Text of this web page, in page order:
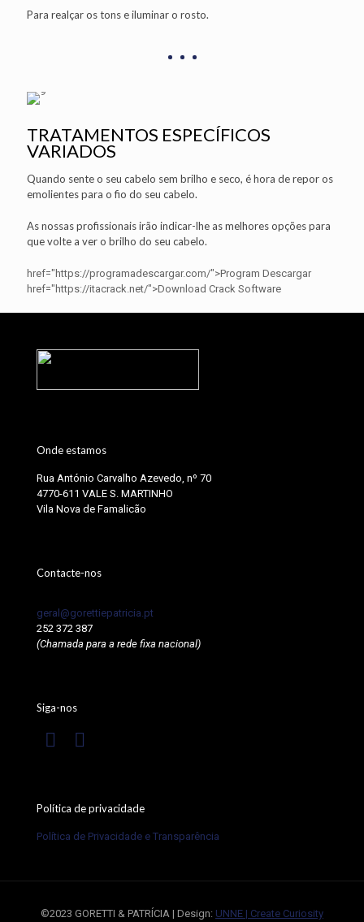
Para realçar os tons e iluminar o rosto.
TRATAMENTOS ESPECÍFICOS
VARIADOS
Quando sente o seu cabelo sem brilho e seco, é hora de repor os
emolientes para o fio do seu cabelo.
As nossas profissionais irão indicar-lhe as melhores opções para
que volte a ver o brilho do seu cabelo.
href="https://programadescargar.com/">Program Descargar
href="https://itacrack.net/">Download Crack Software
Onde estamos
Rua António Carvalho Azevedo, nº 70
4770-611 VALE S. MARTINHO
Vila Nova de Famalicão
Contacte-nos
geral@gorettiepatricia.pt
252 372 387
(Chamada para a rede fixa nacional)
Siga-nos
Política de privacidade
Política de Privacidade e Transparência
©2023 GORETTI & PATRÍCIA | Design: UNNE | Create Curiosity